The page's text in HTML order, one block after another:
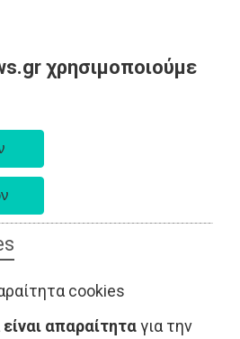
χρησιμοποιούμε
cookies
είναι απαραίτηταγια την
- Ανατολική Αττική